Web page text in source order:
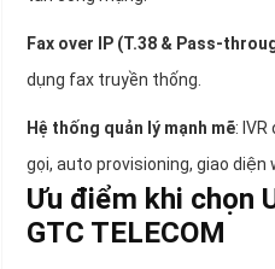
Fax over IP (T.38 & Pass-
dụng fax truyền thống.
Hệ thống quản lý mạnh mẽ:
gọi, auto provisioning, giao diện
Ưu điểm khi chọn
GTC TELECOM